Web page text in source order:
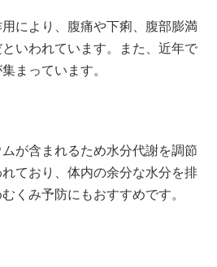
により、腹痛や下痢、腹部膨満
いわれています。また、近年で
まっています。
が含まれるため水分代謝を調節
ており、体内の余分な水分を排
くみ予防にもおすすめです。